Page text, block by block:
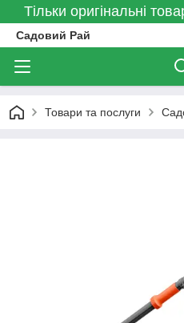
Тільки оригінальні
Садовий Рай
Товари та послуги